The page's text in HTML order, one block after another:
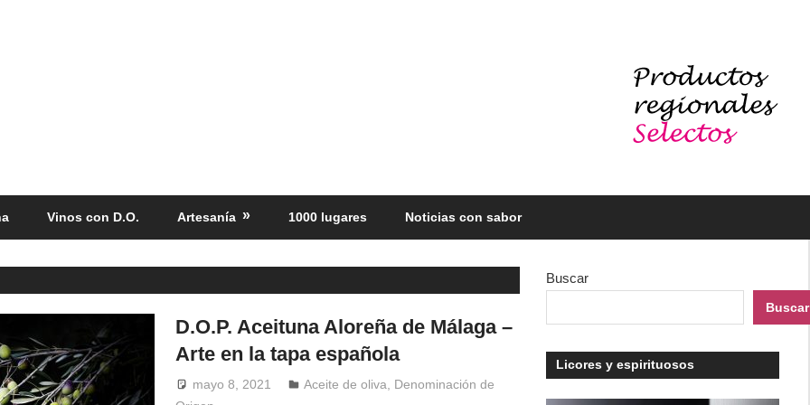
Vinos con D.O. Artesanía 1000 lugares Noticias con sabor
D.O.P. Aceituna Aloreña de Málaga –
Arte en la tapa española
mayo 8, 2021 Windrose
Aceite de oliva
Denominación de
Buscar
Buscar
Licores y espirituosos